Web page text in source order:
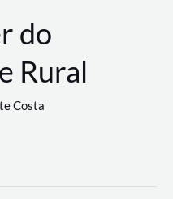
do
Rural
Costa